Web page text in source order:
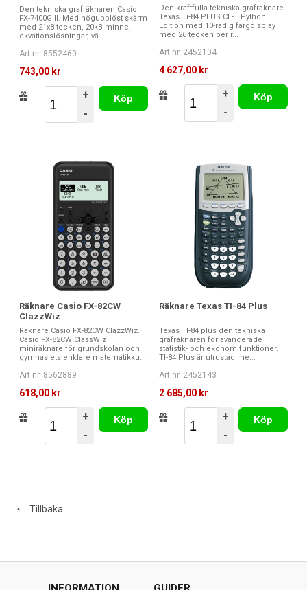
Den tekniska grafräknaren Casio
FX-7400GIII. Med högupplöst skärm
med 21x8 tecken, 20kB minne,
ekvationslösningar, vä...
Art nr. 8552460
743,00 kr
+
-
Köp
Den kraftfulla tekniska grafräknare
Texas Ti-84 PLUS CE-T Python
Edition med 10-radig färgdisplay
med 26 tecken per r...
Art nr. 2452104
4 627,00 kr
+
-
Köp
Räknare Casio FX-82CW
ClazzWiz
Räknare Casio FX-82CW ClazzWiz.
Casio FX-82CW ClassWiz
miniräknare för grundskolan och
gymnasiets enklare matematikku...
Art nr. 8562889
618,00 kr
+
-
Köp
Räknare Texas TI-84 Plus
Texas TI-84 plus den tekniska
grafräknaren för avancerade
statistik- och ekonomifunktioner.
TI-84 Plus är utrustad me...
Art nr. 2452143
2 685,00 kr
+
-
Köp
Tillbaka